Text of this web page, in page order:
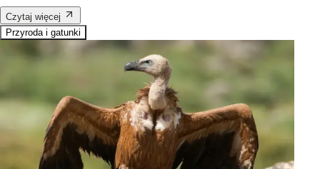
Czytaj więcej
Przyroda i gatunki